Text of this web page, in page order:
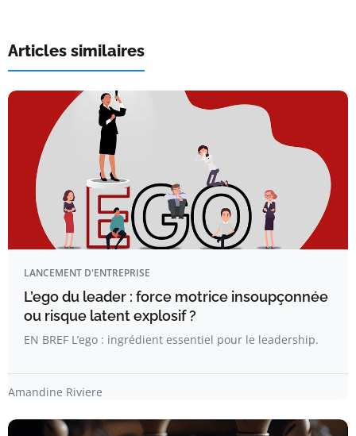
Articles similaires
LANCEMENT D'ENTREPRISE
L’ego du leader : force motrice insoupçonnée
ou risque latent explosif ?
EN BREF L’ego : ingrédient essentiel pour le leadership.
Amandine Riviere